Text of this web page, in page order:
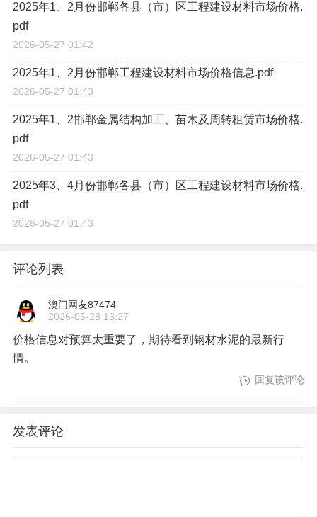
2025年1、2月份邯郸各县（市）区工程建设材料市场价格.
pdf
2026-05-27 01:42
2025年1、2月份邯郸工程建设材料市场价格信息.pdf
2026-05-27 01:43
2025年1、2邯郸金属结构加工、苗木及周转租赁市场价格.
pdf
2026-05-27 01:43
2025年3、4月份邯郸各县（市）区工程建设材料市场价格.
pdf
2026-05-27 01:43
评论列表
澳门网友87474
2026-05-28 13:27
价格信息对预算太重要了，期待看到钢材水泥的最新行
情。
回复该评论
发表评论